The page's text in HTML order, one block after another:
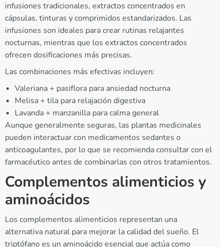
infusiones tradicionales, extractos concentrados en
cápsulas, tinturas y comprimidos estandarizados. Las
infusiones son ideales para crear rutinas relajantes
nocturnas, mientras que los extractos concentrados
ofrecen dosificaciones más precisas.
Las combinaciones más efectivas incluyen:
Valeriana + pasiflora para ansiedad nocturna
Melisa + tila para relajación digestiva
Lavanda + manzanilla para calma general
Aunque generalmente seguras, las plantas medicinales
pueden interactuar con medicamentos sedantes o
anticoagulantes, por lo que se recomienda consultar con el
farmacéutico antes de combinarlas con otros tratamientos.
Complementos alimenticios y
aminoácidos
Los complementos alimenticios representan una
alternativa natural para mejorar la calidad del sueño. El
triptófano es un aminoácido esencial que actúa como